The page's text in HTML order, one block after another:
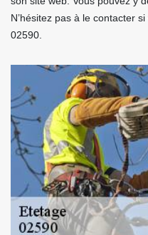
N’hésitez pas à le contacter
02590.